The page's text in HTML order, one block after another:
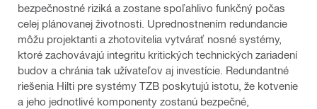
bezpečnostné riziká a zostane spoľahlivo funkčný počas
celej plánovanej životnosti. Uprednostnením redundancie
môžu projektanti a zhotovitelia vytvárať nosné systémy,
ktoré zachovávajú integritu kritických technických zariadení
budov a chránia tak užívateľov aj investície. Redundantné
riešenia Hilti pre systémy TZB poskytujú istotu, že kotvenie
a jeho jednotlivé komponenty zostanú bezpečné,